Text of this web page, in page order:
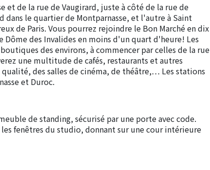
et de la rue de Vaugirard, juste à côté de la rue de
dans le quartier de Montparnasse, et l'autre à Saint
de Paris. Vous pourrez rejoindre le Bon Marché en dix
des Invalides en moins d'un quart d'heure! Les
des environs, à commencer par celles de la rue
une multitude de cafés, restaurants et autres
des salles de cinéma, de théâtre,… Les stations
et Duroc.
de standing, sécurisé par une porte avec code.
fenêtres du studio, donnant sur une cour intérieure